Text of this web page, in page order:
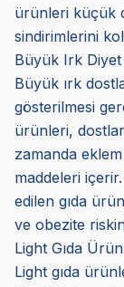
ürünleri küçük
sindirimlerini
Büyük Irk Diyet
Büyük ırk
gösterilmesi
ürünleri,
zamanda
maddeleri
edilen gıda
ve obezite
Light Gıda
Light gıda